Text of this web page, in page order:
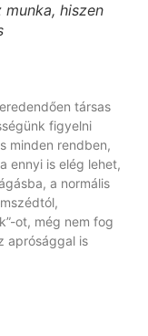
hiszen
társas
figyelni
minden rendben,
ennyi is elég lehet,
a normális
ot, még nem fog
aprósággal is